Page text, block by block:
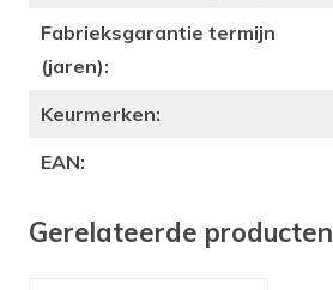
Fabrieksgarantie termijn
(jaren):
Keurmerken:
EAN:
Gerelateerde producten